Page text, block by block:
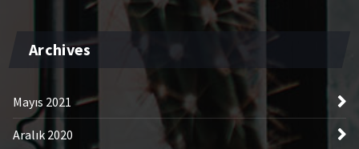
Archives
Mayıs 2021
Aralık 2020